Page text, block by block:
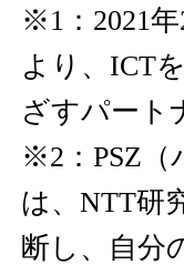
※1：2021
より、ICT
ざすパート
※2：PSZ（
は、NTT研
断し、自分